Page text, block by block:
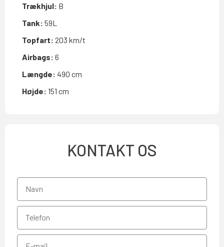
Trækhjul: B
Tank: 59L
Topfart: 203 km/t
Airbags: 6
Længde: 490 cm
Højde: 151 cm
KONTAKT OS